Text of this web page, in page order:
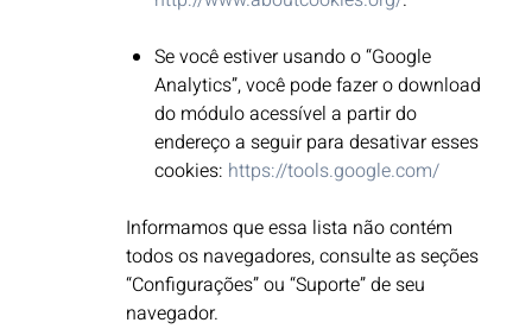
Se você estiver usando o “Google
Analytics”, você pode fazer o download
do módulo acessível a partir do
endereço a seguir para desativar esses
cookies: https://tools.google.com/
Informamos que essa lista não contém
todos os navegadores, consulte as seções
“Configurações” ou “Suporte” de seu
navegador.​